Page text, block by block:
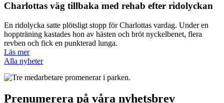
Charlottas väg tillbaka med rehab efter ridolyckan
En ridolycka satte plötsligt stopp för Charlottas vardag. Under en
hoppträning kastades hon av hästen och bröt nyckelbenet, flera
revben och fick en punkterad lunga.
Läs mer
Alla nyheter
Prenumerera på våra nyhetsbrev